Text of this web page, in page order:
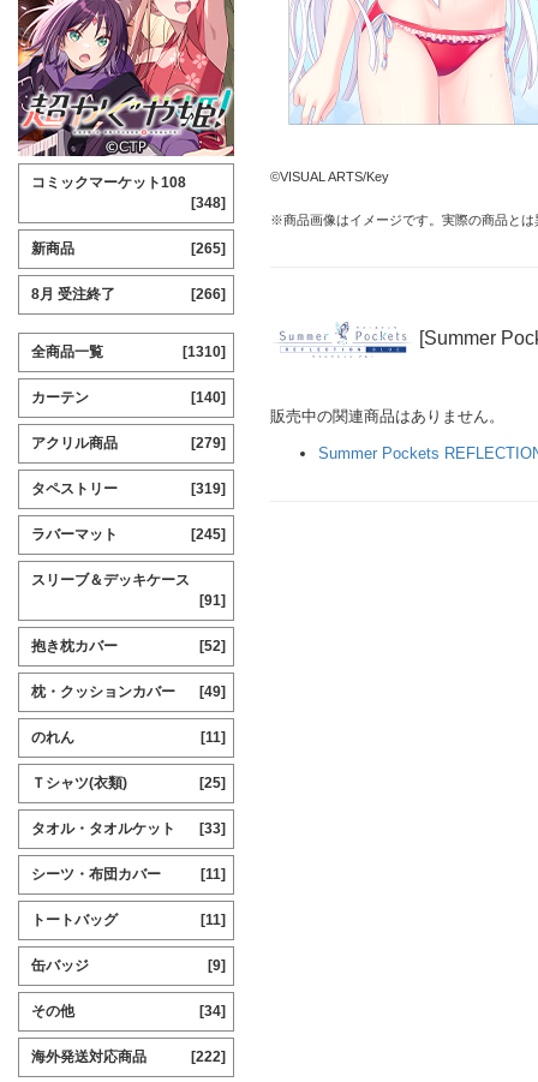
©VISUAL ARTS/Key
※商品画像はイメージです。実際の商品と
[Summer
販売中の関連商品はありません。
Summer Pockets
コミックマーケット108
[348]
新商品 [265]
8月 受注終了 [266]
全商品一覧 [1310]
カーテン [140]
アクリル商品 [279]
タペストリー [319]
ラバーマット [245]
スリーブ＆デッキケース
[91]
抱き枕カバー [52]
枕・クッションカバー [49]
のれん [11]
Ｔシャツ(衣類) [25]
タオル・タオルケット [33]
シーツ・布団カバー [11]
トートバッグ [11]
缶バッジ [9]
その他 [34]
海外発送対応商品 [222]